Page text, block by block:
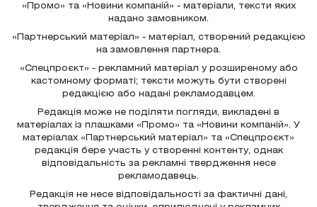
«Промо» та «Новини компаній» - матеріали, тексти яких
надано замовником.
«Партнерський матеріал» - матеріал, створений редакцією
на замовлення партнера.
«Спецпроєкт» - рекламний матеріал у розширеному або
кастомному форматі; тексти можуть бути створені
редакцією або надані рекламодавцем.
Редакція може не поділяти погляди, викладені в
матеріалах із плашками «Промо» та «Новини компаній». У
матеріалах «Партнерський матеріал» та «Спецпроєкт»
редакція бере участь у створенні контенту, однак
відповідальність за рекламні твердження несе
рекламодавець.
Редакція не несе відповідальності за фактичні дані,